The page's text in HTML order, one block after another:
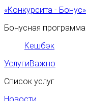
«Конкурсита - Бонус»
Бонусная программа
Кешбэк
УслугиВажно
Список услуг